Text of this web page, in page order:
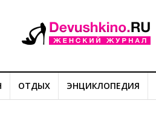
ОТДЫХ ЭНЦИКЛОПЕДИЯ